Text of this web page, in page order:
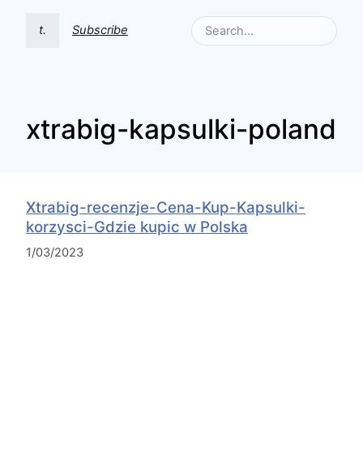
t. Subscribe
xtrabig-kapsulki-poland
Xtrabig-recenzje-Cena-Kup-Kapsulki-
korzysci-Gdzie kupic w Polska
1/03/2023